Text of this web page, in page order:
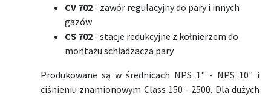
CV 702 - zawór regulacyjny do pary i innych
gazów
CS 702 - stacje redukcyjne z kołnierzem do
montażu schładzacza pary
Produkowane są w średnicach NPS 1" - NPS 10" i
ciśnieniu znamionowym Class 150 - 2500. Dla dużych